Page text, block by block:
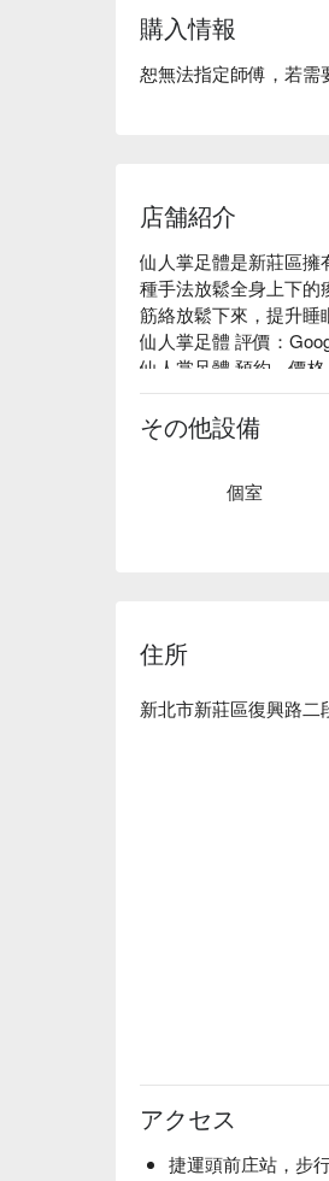
購入情報
恕無法指定師傅，若需
店舗紹介
仙人掌足體是新莊區
種手法放鬆全身上下的
筋絡放鬆下來，提升睡
仙人掌足體 評價：
仙人掌足體 預約、價
その他設備
個室
住所
新北市新莊區復興路二
アクセス
捷運頭前庄站，步